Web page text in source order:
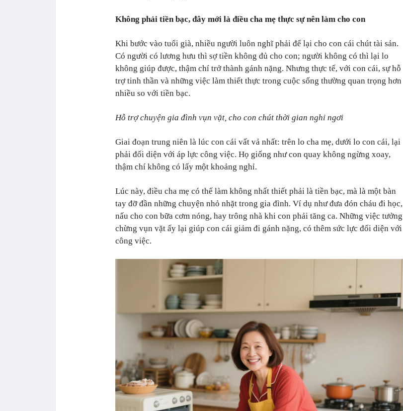
Không phải tiền bạc, đây mới là điều cha mẹ thực sự nên làm cho con
Khi bước vào tuổi già, nhiều người luôn nghĩ phải để lại cho con cái chút tài sản.
Có người có lương hưu thì sợ tiền không đủ cho con; người không có thì lại lo
không giúp được, thậm chí trở thành gánh nặng. Nhưng thực tế, với con cái, sự hỗ
trợ tinh thần và những việc làm thiết thực trong cuộc sống thường quan trọng hơn
nhiều so với tiền bạc.
Hỗ trợ chuyện gia đình vụn vặt, cho con chút thời gian nghỉ ngơi
Giai đoạn trung niên là lúc con cái vất vả nhất: trên lo cha mẹ, dưới lo con cái, lại
phải đối diện với áp lực công việc. Họ giống như con quay không ngừng xoay,
thậm chí không có lấy một khoảng nghỉ.
Lúc này, điều cha mẹ có thể làm không nhất thiết phải là tiền bạc, mà là một bàn
tay đỡ đần những chuyện nhỏ nhặt trong gia đình. Ví dụ như đưa đón cháu đi học,
nấu cho con bữa cơm nóng, hay trông nhà khi con phải tăng ca. Những việc tưởng
chừng vụn vặt ấy lại giúp con cái giảm đi gánh nặng, có thêm sức lực đối diện với
công việc.